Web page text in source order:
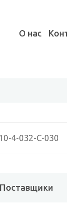
О нас
Поставщики